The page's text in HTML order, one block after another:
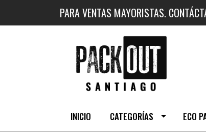
PARA VENTAS MAYORISTAS.
INICIO CATEGORÍAS ECO